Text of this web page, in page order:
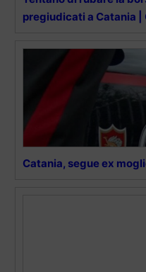
pregiudicati a Catania |
Catania, segue ex